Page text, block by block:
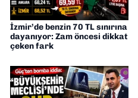
İzmir’de benzin 70 TL sınırına
dayanıyor: Zam öncesi dikkat
çeken fark